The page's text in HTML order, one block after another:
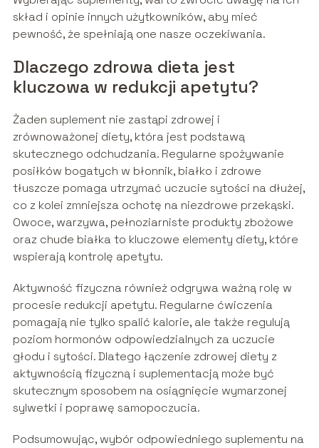
skład i opinie innych użytkowników, aby mieć
pewność, że spełniają one nasze oczekiwania.
Dlaczego zdrowa dieta jest
kluczowa w redukcji apetytu?
Żaden suplement nie zastąpi zdrowej i
zrównoważonej diety, która jest podstawą
skutecznego odchudzania. Regularne spożywanie
posiłków bogatych w błonnik, białko i zdrowe
tłuszcze pomaga utrzymać uczucie sytości na dłużej,
co z kolei zmniejsza ochotę na niezdrowe przekąski.
Owoce, warzywa, pełnoziarniste produkty zbożowe
oraz chude białka to kluczowe elementy diety, które
wspierają kontrolę apetytu.
Aktywność fizyczna również odgrywa ważną rolę w
procesie redukcji apetytu. Regularne ćwiczenia
pomagają nie tylko spalić kalorie, ale także regulują
poziom hormonów odpowiedzialnych za uczucie
głodu i sytości. Dlatego łączenie zdrowej diety z
aktywnością fizyczną i suplementacją może być
skutecznym sposobem na osiągnięcie wymarzonej
sylwetki i poprawę samopoczucia.
Podsumowując, wybór odpowiedniego suplementu na